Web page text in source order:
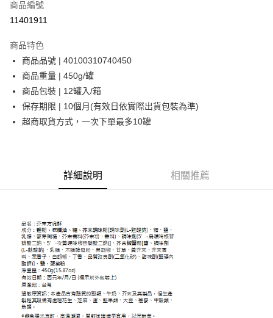
LINE Pay
ATM付款
運送方式
付款後全家取貨
每筆NT$60，滿NT$1,800(含以上)免運費
常溫宅配(本島)
每筆NT$150，滿NT$1,800(含以上)免運費
商品編號
11401911
商品特色
商品品號 | 40100310740450
商品重量 | 450g/罐
商品包裝 | 12罐入/箱
保存期限 | 10個月(有效日依實際出貨包裝為準)
超商取貨方式，一次下單最多10罐
詳細說明 相關推薦